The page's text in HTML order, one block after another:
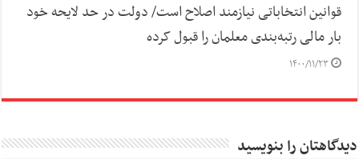
قوانین انتخاباتی نیازمند اصلاح است/ دولت در حد لایحه خود
بار مالی رتبه‌بندی معلمان را قبول کرده
۱۴۰۰/۱۱/۲۳
دیدگاهتان را بنویسید